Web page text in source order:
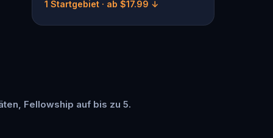
1 Startgebiet · ab $17.99 ↓
Fellowship auf bis zu 5.